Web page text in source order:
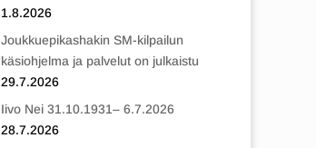
1.8.2026
Joukkuepikashakin SM-kilpailun
käsiohjelma ja palvelut on julkaistu
29.7.2026
Iivo Nei 31.10.1931– 6.7.2026
28.7.2026